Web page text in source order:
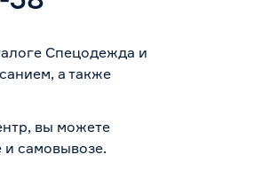
Спецодежда и
а также
вы можете
и самовывозе.